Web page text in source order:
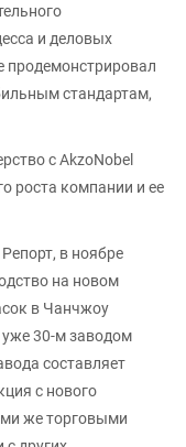
и деловых
продемонстрировал
стандартам,
с AkzoNobel
роста компании и ее
в ноябре
на новом
в Чанчжоу
уже 30-м заводом
составляет
с нового
же торговыми